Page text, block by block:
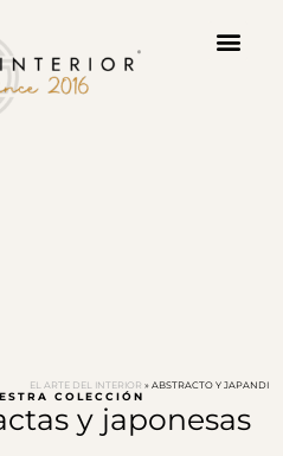
EL ARTE DEL INTERIOR » ABSTRACTO Y JAPANDI
COLECCIÓN
y japonesas